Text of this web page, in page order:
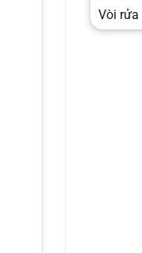
Vòi rửa